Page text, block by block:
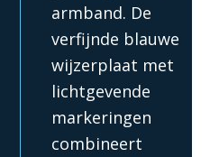
armband. De
verfijnde blauwe
wijzerplaat met
lichtgevende
markeringen
combineert